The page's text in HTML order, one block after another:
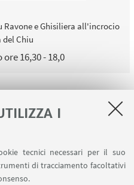
I
tecnici necessari per il suo
di tracciamento facoltativi
Ravone e Ghisiliera all'incrocio
Chiu
16,30 - 18,0